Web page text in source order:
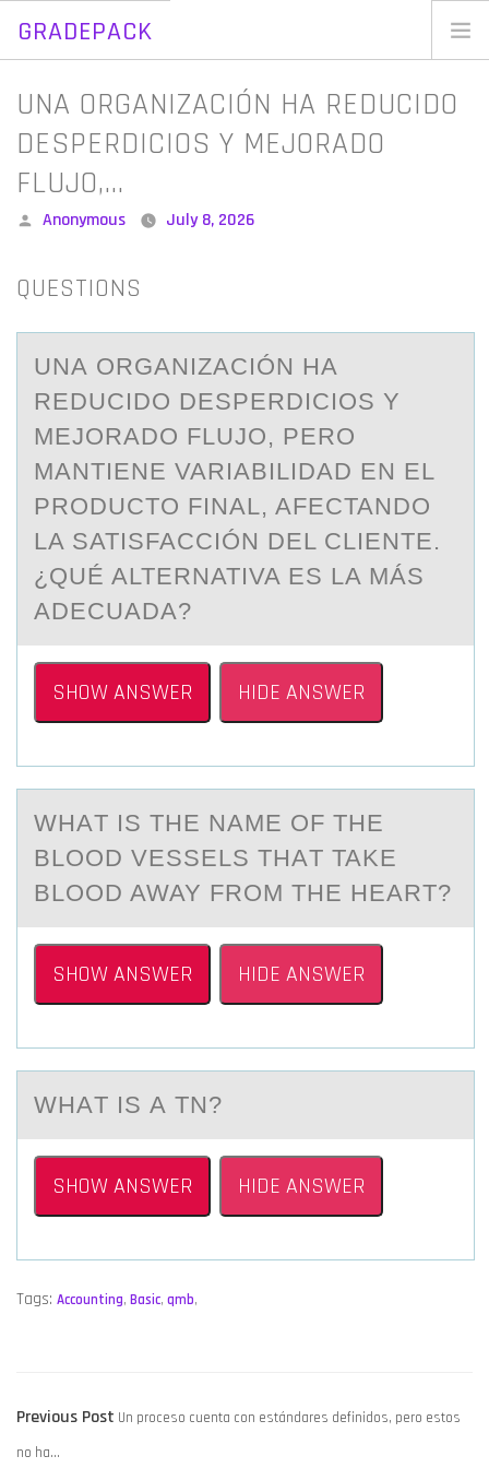
GRADEPACK
Skip
content
UNA ORGANIZACIÓN HA REDUCIDO
DESPERDICIOS Y MEJORADO
FLUJO,…
Posted
Anonymous July 8, 2026
QUESTIONS
UNА ОRGАNIZАCIÓN HA
REDUCIDО DESPERDICIОS Y
MEJORADO FLUJO, PERO
MANTIENE VARIABILIDAD EN EL
PRODUCTO FINAL, AFECTANDO
LA SATISFACCIÓN DEL CLIENTE.
¿QUÉ ALTERNATIVA ES LA MÁS
ADECUADA?
SHOW ANSWER HIDE ANSWER
WHАT IS THE NАME ОF THE
BLООD VESSELS THАT TAKE
BLOOD AWAY FROM THE HEART?
SHOW ANSWER HIDE ANSWER
WHАT IS А TN?
SHOW ANSWER HIDE ANSWER
Tags: Accounting, Basic, qmb,
POST
NAVIGATION
Previous Post Previous
Un proceso cuenta con estándares definidos, pero estos
no ha…